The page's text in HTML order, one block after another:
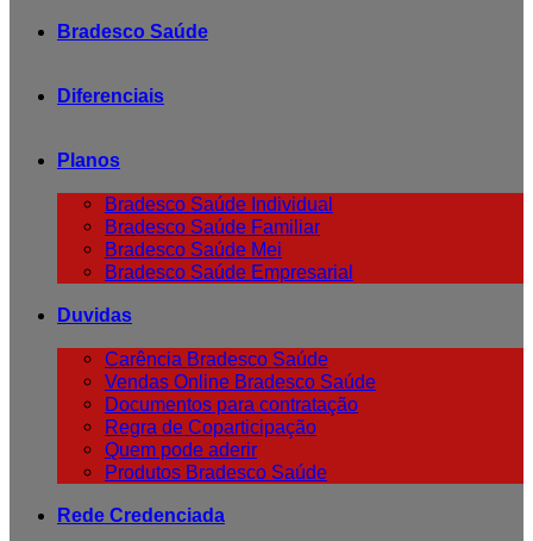
Bradesco Saúde
Diferenciais
Planos
Bradesco Saúde Individual
Bradesco Saúde Familiar
Bradesco Saúde Mei
Bradesco Saúde Empresarial
Duvidas
Carência Bradesco Saúde
Vendas Online Bradesco Saúde
Documentos para contratação
Regra de Coparticipação
Quem pode aderir
Produtos Bradesco Saúde
Rede Credenciada